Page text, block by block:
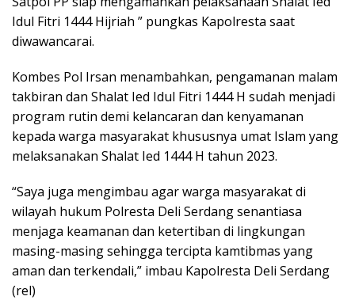
Idul Fitri 1444 Hijriah ” pungkas Kapolresta saat
diwawancarai.
Kombes Pol Irsan menambahkan, pengamanan malam
takbiran dan Shalat Ied Idul Fitri 1444 H sudah menjadi
program rutin demi kelancaran dan kenyamanan
kepada warga masyarakat khususnya umat Islam yang
melaksanakan Shalat Ied 1444 H tahun 2023.
“Saya juga mengimbau agar warga masyarakat di
wilayah hukum Polresta Deli Serdang senantiasa
menjaga keamanan dan ketertiban di lingkungan
masing-masing sehingga tercipta kamtibmas yang
aman dan terkendali,” imbau Kapolresta Deli Serdang
(rel)